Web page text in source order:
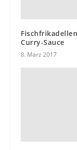
Curry-Sauce
8. März 2017